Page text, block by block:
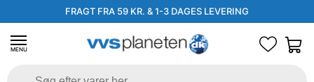
FRAGT FRA 59 KR. & 1-3 DAGES LEVERING
MENU